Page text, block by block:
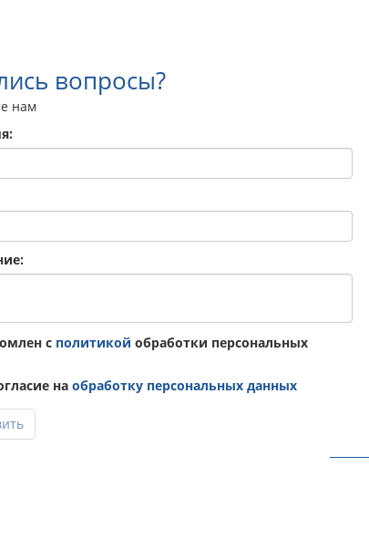
вопросы?
нам
с политикой обработки персональных
на обработку персональных данных